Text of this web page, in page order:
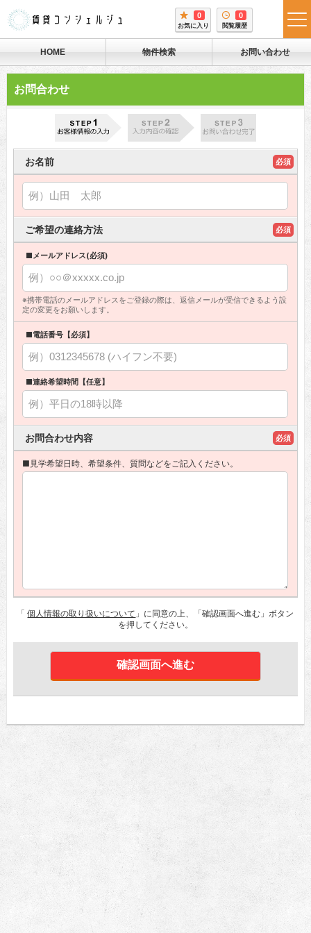
0
お気に入り
0
閲覧履歴
HOME 物件検索 お問い合わせ
お問合わせ
お名前 必須
ご希望の連絡方法 必須
■メールアドレス(必須)
※携帯電話のメールアドレスをご登録の際は、返信メールが受信できるよう設
定の変更をお願いします。
■電話番号【必須】
■連絡希望時間【任意】
お問合わせ内容 必須
■見学希望日時、希望条件、質問などをご記入ください。
「個人情報の取り扱いについて 」に同意の上、「確認画面へ進む」ボタン
を押してください。